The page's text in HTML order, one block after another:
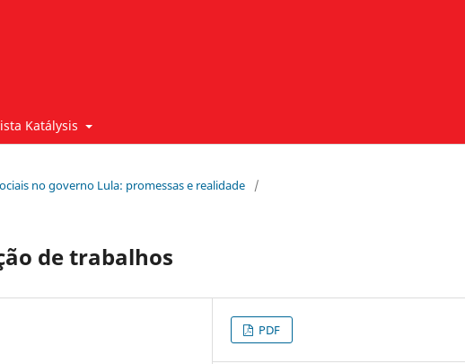
Katálysis
no governo Lula: promessas e realidade
/
de trabalhos
PDF